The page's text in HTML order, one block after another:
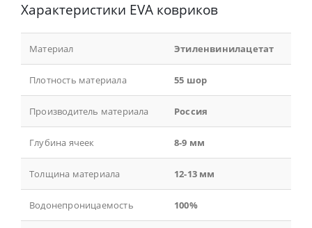
Характеристики EVA ковриков
Материал Этиленвинилацетат
Плотность материала 55 шор
Производитель материала Россия
Глубина ячеек 8-9 мм
Толщина материала 12-13 мм
Водонепроницаемость 100%